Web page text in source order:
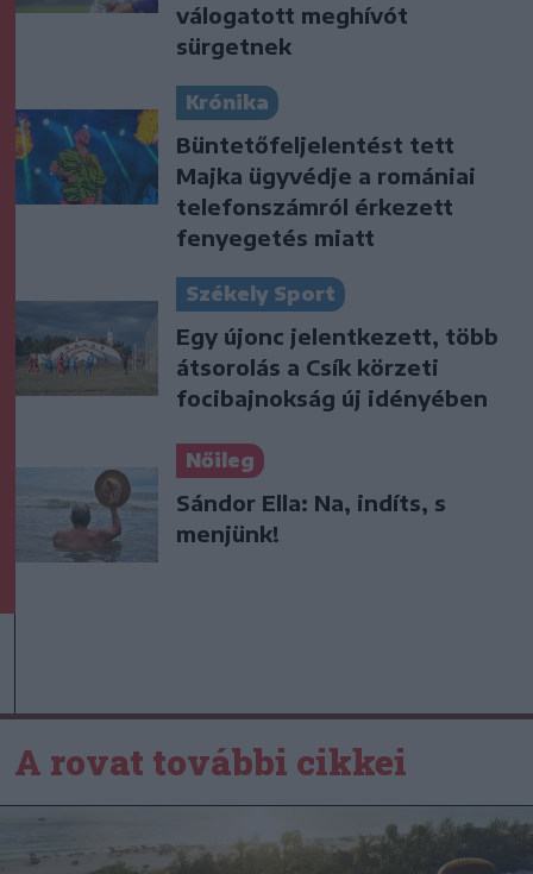
válogatott meghívót
sürgetnek
Krónika
Büntetőfeljelentést tett
Majka ügyvédje a romániai
telefonszámról érkezett
fenyegetés miatt
Székely Sport
Egy újonc jelentkezett, több
átsorolás a Csík körzeti
focibajnokság új idényében
Nőileg
Sándor Ella: Na, indíts, s
menjünk!
A rovat további cikkei